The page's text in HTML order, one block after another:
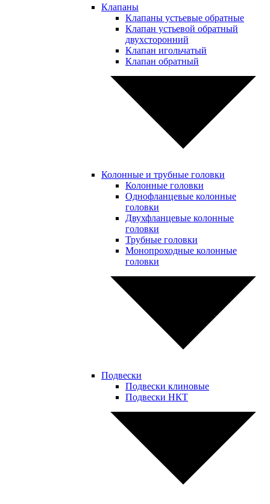
Клапаны
Клапаны устьевые обратные
Клапан устьевой обратный
двухсторонний
Клапан игольчатый
Клапан обратный
Колонные и трубные головки
Колонные головки
Однофланцевые колонные
головки
Двухфланцевые колонные
головки
Трубные головки
Монопроходные колонные
головки
Подвески
Подвески клиновые
Подвески НКТ